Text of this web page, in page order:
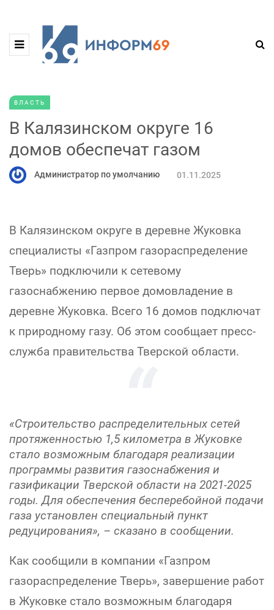
ВЛАСТЬ
В Калязинском округе 16
домов обеспечат газом
Администратор по умолчанию 01.11.2025
В Калязинском округе в деревне Жуковка
специалисты «Газпром газораспределение
Тверь» подключили к сетевому
газоснабжению первое домовладение в
деревне Жуковка. Всего 16 домов подключат
к природному газу. Об этом сообщает пресс-
служба правительства Тверской области.
«Строительство распределительных сетей
протяженностью 1,5 километра в Жуковке
стало возможным благодаря реализации
программы развития газоснабжения и
газификации Тверской области на 2021-2025
годы. Для обеспечения бесперебойной подачи
газа установлен специальный пункт
редуцирования», – сказано в сообщении.
Как сообщили в компании «Газпром
газораспределение Тверь», завершение работ
в Жуковке стало возможным благодаря